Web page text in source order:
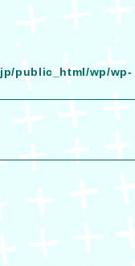
public_html/wp/wp-